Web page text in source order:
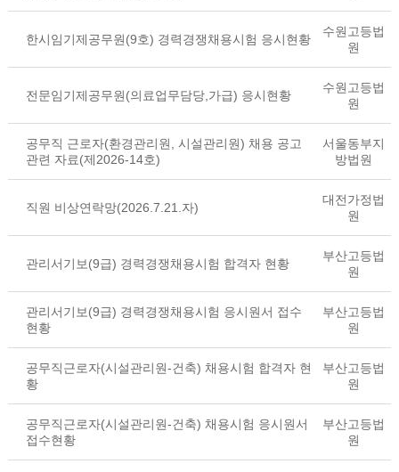
한시임기제공무원(9호) 경력경쟁채용시험 응시현황
수원고등법
원
전문임기제공무원(의료업무담당,가급) 응시현황
수원고등법
원
공무직 근로자(환경관리원, 시설관리원) 채용 공고
관련 자료(제2026-14호)
서울동부지
방법원
직원 비상연락망(2026.7.21.자)
대전가정법
원
관리서기보(9급) 경력경쟁채용시험 합격자 현황
부산고등법
원
관리서기보(9급) 경력경쟁채용시험 응시원서 접수
현황
부산고등법
원
공무직근로자(시설관리원-건축) 채용시험 합격자 현
황
부산고등법
원
공무직근로자(시설관리원-건축) 채용시험 응시원서
접수현황
부산고등법
원